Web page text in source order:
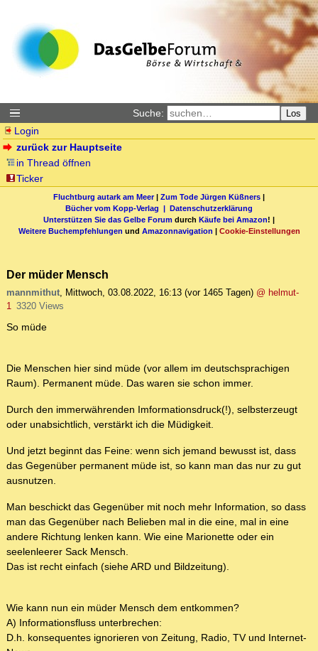
Suche: Los
Login
zurück zur Hauptseite
in Thread öffnen
Ticker
Fluchtburg autark am Meer| Zum Tode Jürgen Küßners |
Bücher vom Kopp-Verlag | Datenschutzerklärung
Unterstützen Sie das Gelbe Forum durch Käufe bei Amazon! |
Weitere Buchempfehlungen und Amazonnavigation | Cookie-Einstellungen
Der müder Mensch
mannmithut, Mittwoch, 03.08.2022, 16:13 (vor 1465 Tagen) @ helmut-
1 3320 Views
So müde
Die Menschen hier sind müde (vor allem im deutschsprachigen
Raum). Permanent müde. Das waren sie schon immer.
Durch den immerwährenden Imformationsdruck(!), selbsterzeugt
oder unabsichtlich, verstärkt ich die Müdigkeit.
Und jetzt beginnt das Feine: wenn sich jemand bewusst ist, dass
das Gegenüber permanent müde ist, so kann man das nur zu gut
ausnutzen.
Man beschickt das Gegenüber mit noch mehr Information, so dass
man das Gegenüber nach Belieben mal in die eine, mal in eine
andere Richtung lenken kann. Wie eine Marionette oder ein
seelenleerer Sack Mensch.
Das ist recht einfach (siehe ARD und Bildzeitung).
Wie kann nun ein müder Mensch dem entkommen?
A) Informationsfluss unterbrechen:
D.h. konsequentes ignorieren von Zeitung, Radio, TV und Internet-